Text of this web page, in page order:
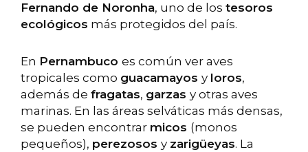
Fernando de Noronha, uno de los tesoros
ecológicos más protegidos del país.
En Pernambuco es común ver aves
tropicales como guacamayos y loros,
además de fragatas, garzas y otras aves
marinas. En las áreas selváticas más densas,
se pueden encontrar micos (monos
pequeños), perezosos y zarigüeyas. La